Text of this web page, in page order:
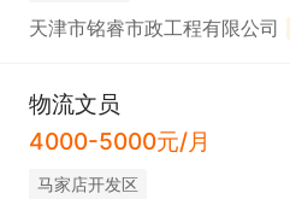
天津市铭睿市政工程有限公司
物流文员
4000-5000元/月
马家店开发区